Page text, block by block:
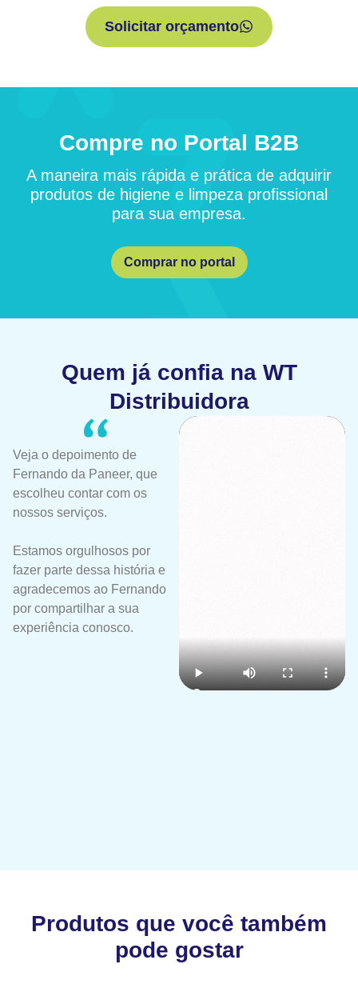
Solicitar orçamento
Compre no Portal B2B
A maneira mais rápida e prática de adquirir
produtos de higiene e limpeza profissional
para sua empresa.
Comprar no portal
Quem já confia na WT
Distribuidora
Veja o depoimento de
Fernando da Paneer, que
escolheu contar com os
nossos serviços.
Estamos orgulhosos por
fazer parte dessa história e
agradecemos ao Fernando
por compartilhar a sua
experiência conosco.
Produtos que você também
pode gostar